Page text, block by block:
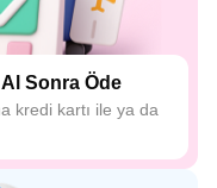
Sonra Öde
kredi kartı ile ya da